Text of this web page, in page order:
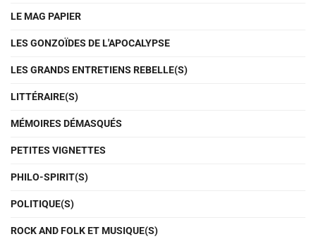
LE MAG PAPIER
LES GONZOÏDES DE L'APOCALYPSE
LES GRANDS ENTRETIENS REBELLE(S)
LITTÉRAIRE(S)
MÉMOIRES DÉMASQUÉS
PETITES VIGNETTES
PHILO-SPIRIT(S)
POLITIQUE(S)
ROCK AND FOLK ET MUSIQUE(S)